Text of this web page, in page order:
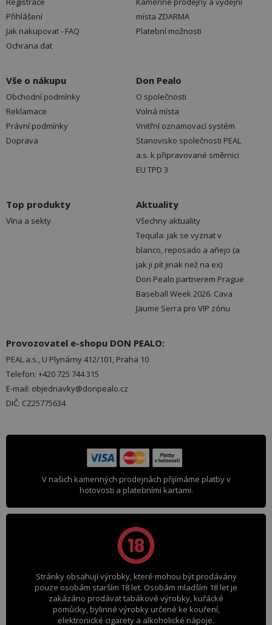
Přihlášení
Jak nakupovat - FAQ
Ochrana dat
místa ZDARMA
Platební možnosti
Vše o nákupu
Obchodní podmínky
Reklamace
Právní podmínky
Doprava
Don Pealo
O společnosti
Volná místa
Vnitřní oznamovací systém
Stanovisko společnosti PEAL
a.s. k připravované směrnici
EU TPD 3
Top produkty
Vína a sekty
Aktuality
Všechny aktuality
Tequila: jak se vyznat v
blanco, reposado a añejo (a
jak ji pít jinak než na ex)
Don Pealo partnerem Prague
Baseball Week 2026. Cava
Jaume Serra pro VIP zónu
Provozovatel e-shopu DON PEALO:
PEAL a.s., U Plynárny 412/101, Praha 10
Telefon: +420 725 744 315
E-mail: objednavky@donpealo.cz
DIČ: CZ25775634
V našich kamenných prodejnách přijímáme platby v
hotovosti a platebními kartami.
Stránky obsahují výrobky, které mohou být prodávány
pouze osobám starším 18 let. Osobám mladším 18 let je
zakázáno prodávat tabákové výrobky, kuřácké
pomůcky, bylinné výrobky určené ke kouření,
elektronické cigarety a alkoholické nápoje.